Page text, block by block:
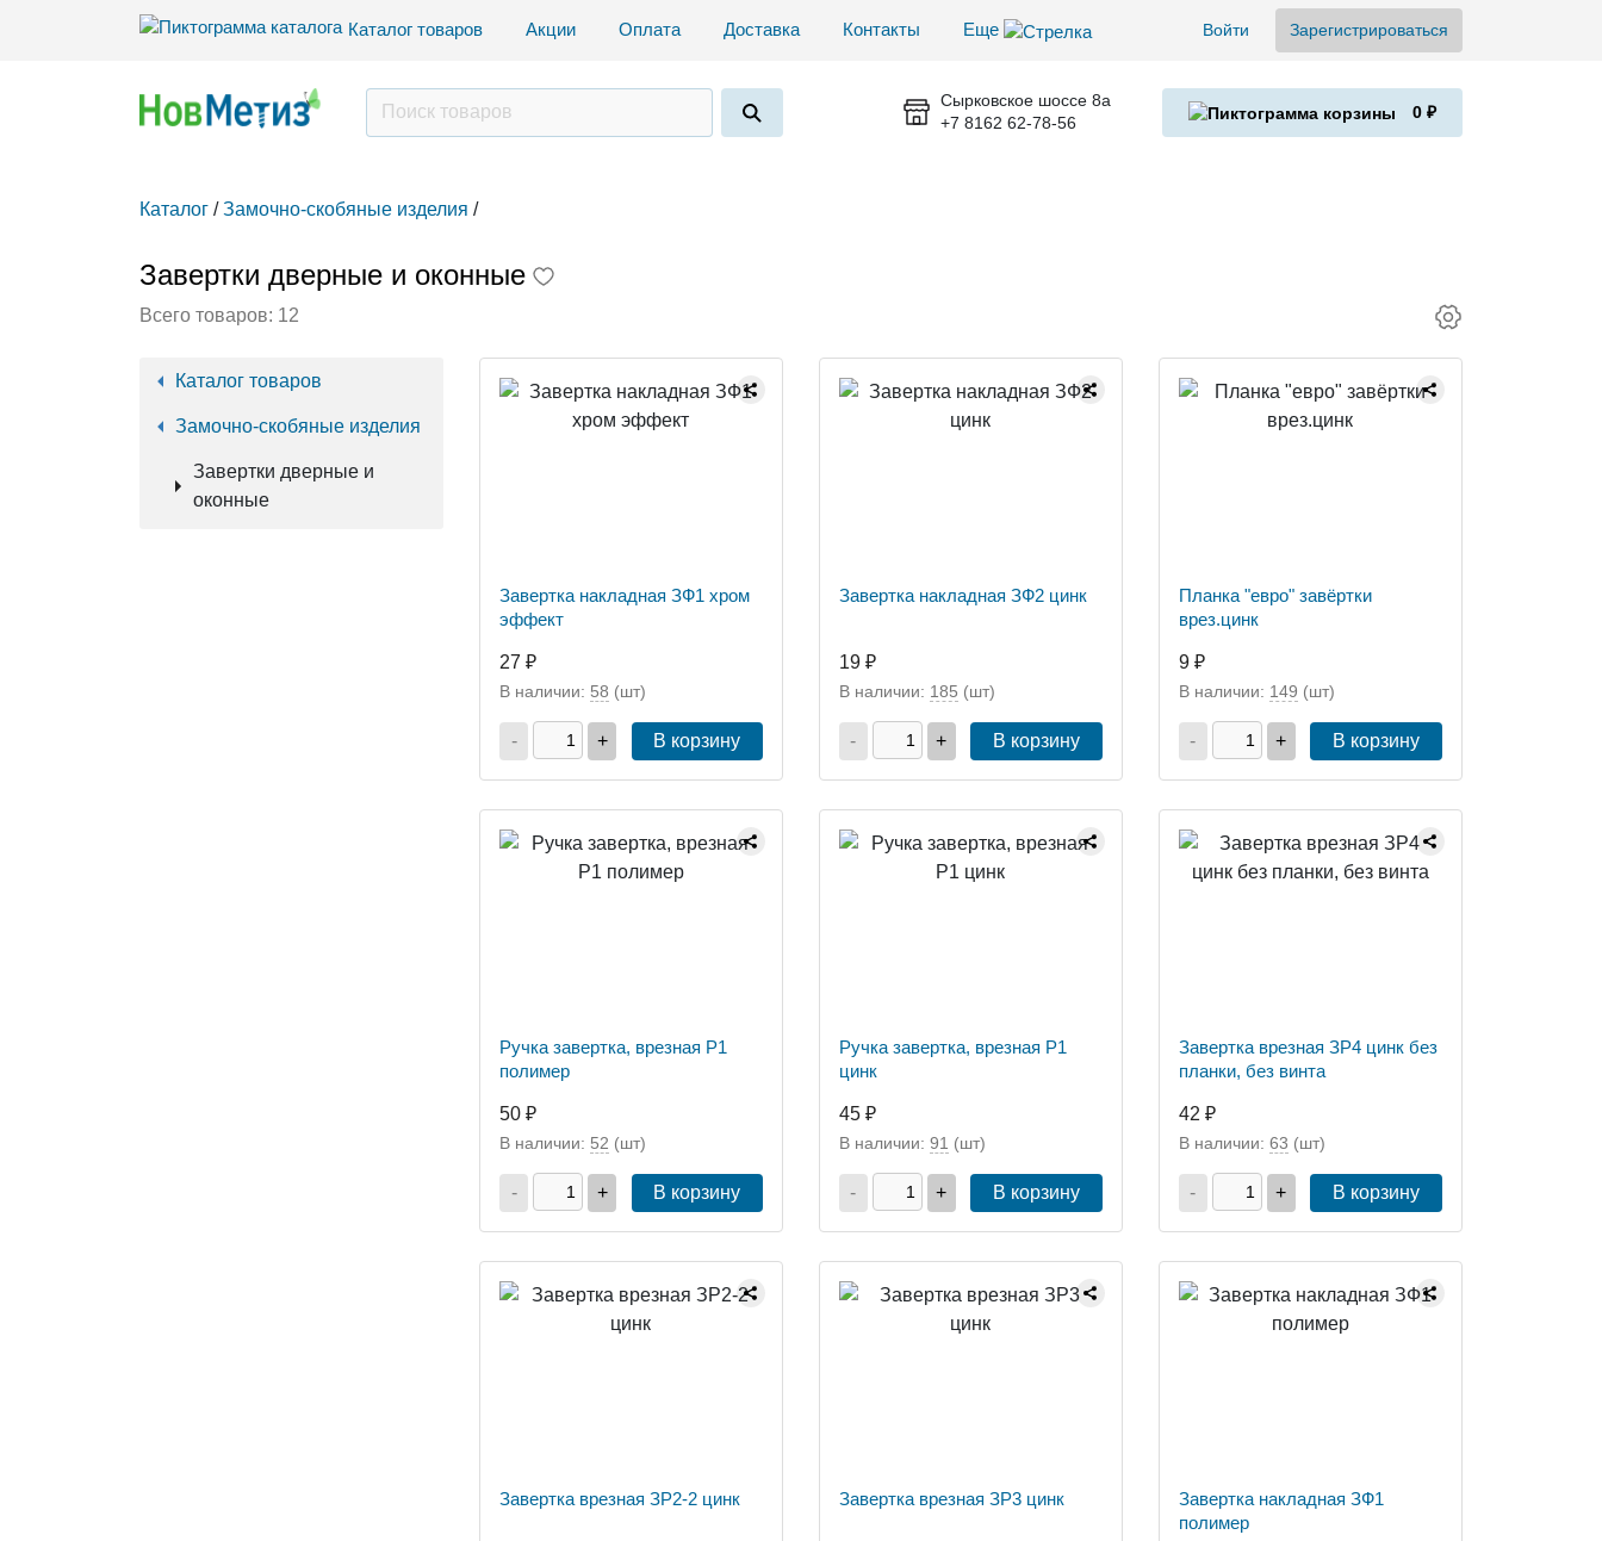
Каталог товаров Акции Оплата Доставка Контакты Еще Войти Зарегистрироваться
Сырковское шоссе 8а
+7 8162 62-78-56
0 ₽
Каталог / Замочно-скобяные изделия /
Завертки дверные и оконные
Всего товаров: 12
Каталог товаров
Замочно-скобяные изделия
Завертки дверные и
оконные
Завертка накладная ЗФ1 хром
эффект
27 ₽
В наличии: 58 (шт)
- + В корзину
Завертка накладная ЗФ2 цинк
19 ₽
В наличии: 185 (шт)
- + В корзину
Планка "евро" завёртки
врез.цинк
9 ₽
В наличии: 149 (шт)
- + В корзину
Ручка завертка, врезная Р1
полимер
50 ₽
В наличии: 52 (шт)
- + В корзину
Ручка завертка, врезная Р1
цинк
45 ₽
В наличии: 91 (шт)
- + В корзину
Завертка врезная ЗР4 цинк без
планки, без винта
42 ₽
В наличии: 63 (шт)
- + В корзину
Завертка врезная ЗР2-2 цинк Завертка врезная ЗР3 цинк
Завертка накладная ЗФ1
полимер